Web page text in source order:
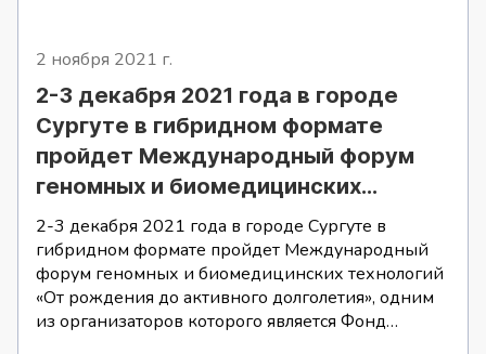
2 ноября 2021 г.
2-3 декабря 2021 года в городе
Сургуте в гибридном формате
пройдет Международный форум
геномных и биомедицинских
технологий «От рождения до
активного долголетия»
2-3 декабря 2021 года в городе Сургуте в
гибридном формате пройдет Международный
форум геномных и биомедицинских технологий
«От рождения до активного долголетия», одним
из организаторов которого является Фонд